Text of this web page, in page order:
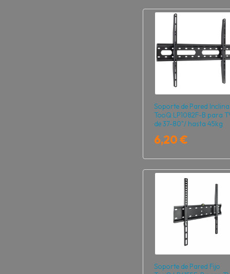
Soporte de Pared
TooQ LP1082F-B para
de 37-80"/ hasta 45kg
6,20 €
Soporte de Pared Fijo